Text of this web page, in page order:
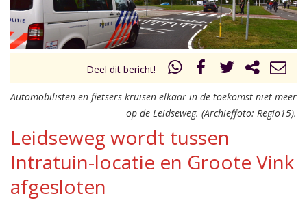
Deel dit bericht!
Automobilisten en fietsers kruisen elkaar in de toekomst niet meer
op de Leidseweg. (Archieffoto: Regio15).
Leidseweg wordt tussen
Intratuin-locatie en Groote Vink
afgesloten